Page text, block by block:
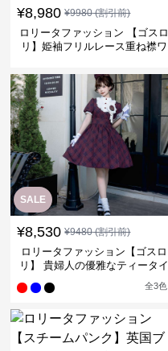
¥8,980 ¥9980(割引前)
ロリータファッション 【ゴスロ
リ】姫袖フリルレース重ね襟ワ
SALE
¥8,530 ¥9480(割引前)
ロリータファッション【ゴスロ
リ】 貴婦人の優雅なティータイ
全3色